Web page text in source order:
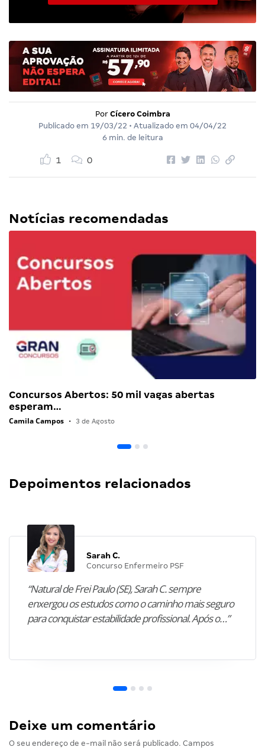
Por Cícero Coimbra
Publicado em 19/03/22 • Atualizado em 04/04/22
6 min. de leitura
1 0
Notícias recomendadas
Concursos Abertos: 50 mil vagas abertas
esperam…
Camila Campos • 3 de Agosto
Depoimentos relacionados
Sarah C.
Concurso Enfermeiro PSF
“Natural de Frei Paulo (SE), Sarah C. sempre
enxergou os estudos como o caminho mais seguro
para conquistar estabilidade profissional. Após o…”
Deixe um comentário
O seu endereço de e-mail não será publicado. Campos